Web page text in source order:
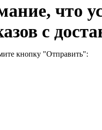
что
с
кнопку "Отправить":